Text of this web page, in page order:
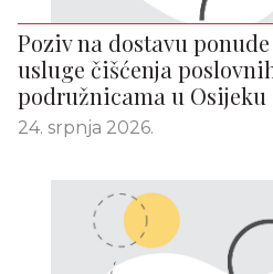
Poziv na dostavu
usluge čišćenja
podružnicama u Osijeku
24. srpnja 2026.